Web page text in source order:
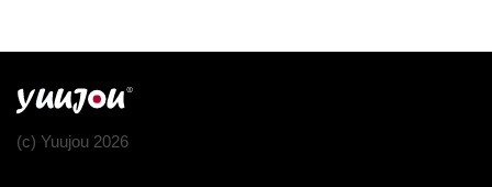
(c) Yuujou 2026